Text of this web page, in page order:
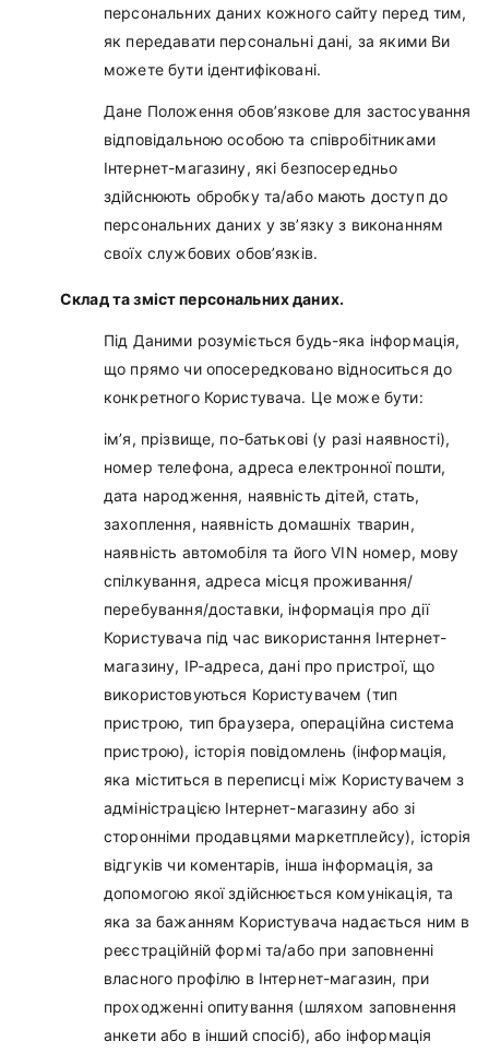
персональних даних кожного сайту перед тим,
як передавати персональні дані, за якими Ви
можете бути ідентифіковані.
Дане Положення обов’язкове для застосування
відповідальною особою та співробітниками
Інтернет-магазину, які безпосередньо
здійснюють обробку та/або мають доступ до
персональних даних у зв’язку з виконанням
своїх службових обов’язків.
Склад та зміст персональних даних.
Під Даними розуміється будь-яка інформація,
що прямо чи опосередковано відноситься до
конкретного Користувача. Це може бути:
ім’я, прізвище, по-батькові (у разі наявності),
номер телефона, адреса електронної пошти,
дата народження, наявність дітей, стать,
захоплення, наявність домашніх тварин,
наявність автомобіля та його VIN номер, мову
спілкування, адреса місця проживання/
перебування/доставки, інформація про дії
Користувача під час використання Інтернет-
магазину, IP-адреса, дані про пристрої, що
використовуються Користувачем (тип
пристрою, тип браузера, операційна система
пристрою), історія повідомлень (інформація,
яка міститься в переписці між Користувачем з
адміністрацією Інтернет-магазину або зі
сторонніми продавцями маркетплейсу), історія
відгуків чи коментарів, інша інформація, за
допомогою якої здійснюється комунікація, та
яка за бажанням Користувача надається ним в
реєстраційній формі та/або при заповненні
власного профілю в Інтернет-магазин, при
проходженні опитування (шляхом заповнення
анкети або в інший спосіб), або інформація